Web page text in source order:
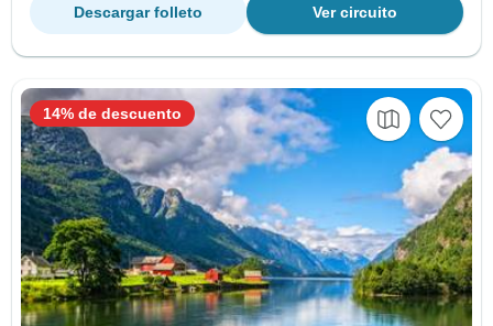
Ver circuito
Descargar folleto
14% de descuento